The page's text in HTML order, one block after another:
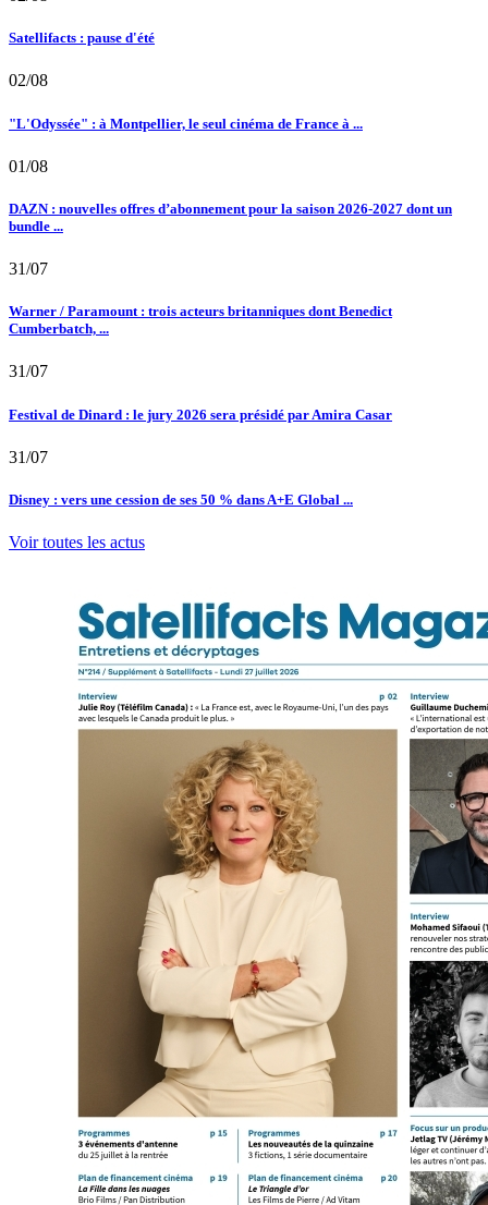
Satellifacts : pause d'été
02/08
"L'Odyssée" : à Montpellier, le seul cinéma de France à ...
01/08
DAZN : nouvelles offres d’abonnement pour la saison 2026-2027 dont un
bundle ...
31/07
Warner / Paramount : trois acteurs britanniques dont Benedict
Cumberbatch, ...
31/07
Festival de Dinard : le jury 2026 sera présidé par Amira Casar
31/07
Disney : vers une cession de ses 50 % dans A+E Global ...
Voir toutes les actus